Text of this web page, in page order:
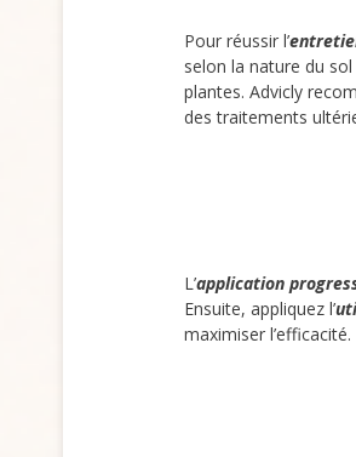
Pour réussir l’
selon la nature du
plantes. Advicly
des traitements
L’application
Ensuite, appliquez l’
maximiser l’efficacité.